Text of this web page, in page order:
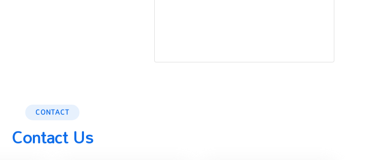
CONTACT
Contact Us